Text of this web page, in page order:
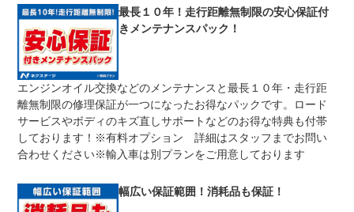
修理回数 無制限
上限金額
車両本体価格
期間中は何度でも修理可能！修理金額は車両本体価格の１
００％までしっかり保証します。車両本体価格５０万円以
下の場合は５０万円まで保証します。
免責金
無し
保証修理の対象となる場合は、お客様の費用負担は一切ご
ざいません。
保証修理
受付先
全国のネクステージで受付可能！ご遠方でネクステージに
持ち込めないお客様も保証修理はお受け頂けます。詳細
法定整備
整備付 法定12ヶ月または法定24ヶ月点検整備付
※車検なし・車検整備付の場合は法定24ヶ月点検整備付
最長１０年！走行距離無制限の安心保証付
きメンテナンスパック！
エンジンオイル交換などのメンテナンスと最長１０年・走行距
離無制限の修理保証が一つになったお得なパックです。ロード
サービスやボディのキズ直しサポートなどのお得な特典も付帯
しております！※有料オプション 詳細はスタッフまでお問い
合わせください※輸入車は別プランをご用意しております
幅広い保証範囲！消耗品も保証！